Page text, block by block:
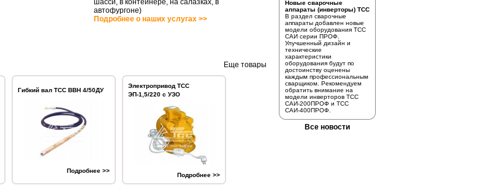
шасси, в контейнере, на салазках, в
автофургоне)
Подробнее о наших услугах >>
Еще товары
Гибкий вал ТСС ВВН 4/50ДУ
Подробнее >>
Электропривод ТСС
ЭП-1,5/220 с УЗО
Подробнее >>
Новые сварочные
аппараты (инверторы) ТСС
В раздел сварочные
аппараты добавлен новые
модели оборудования ТСС
САИ серии ПРОФ.
Улучшенный дизайн и
технические
характеристики
оборудования будут по
достоинству оценены
каждым профессиональным
сварщиком. Рекомендуем
обратить внимание на
модели инверторов ТСС
САИ-200ПРОФ и ТСС
САИ-400ПРОФ.
Все новости